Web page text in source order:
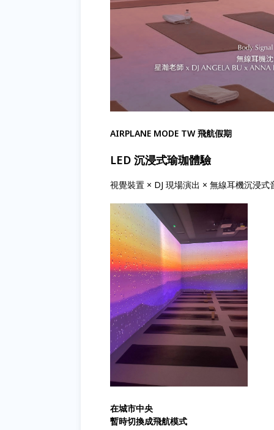
AIRPLANE MODE TW 飛航假期
LED 沉浸式瑜珈體驗
視覺裝置 × DJ 現場演出 × 無線耳機沉浸式
在城市中央
暫時切換成飛航模式